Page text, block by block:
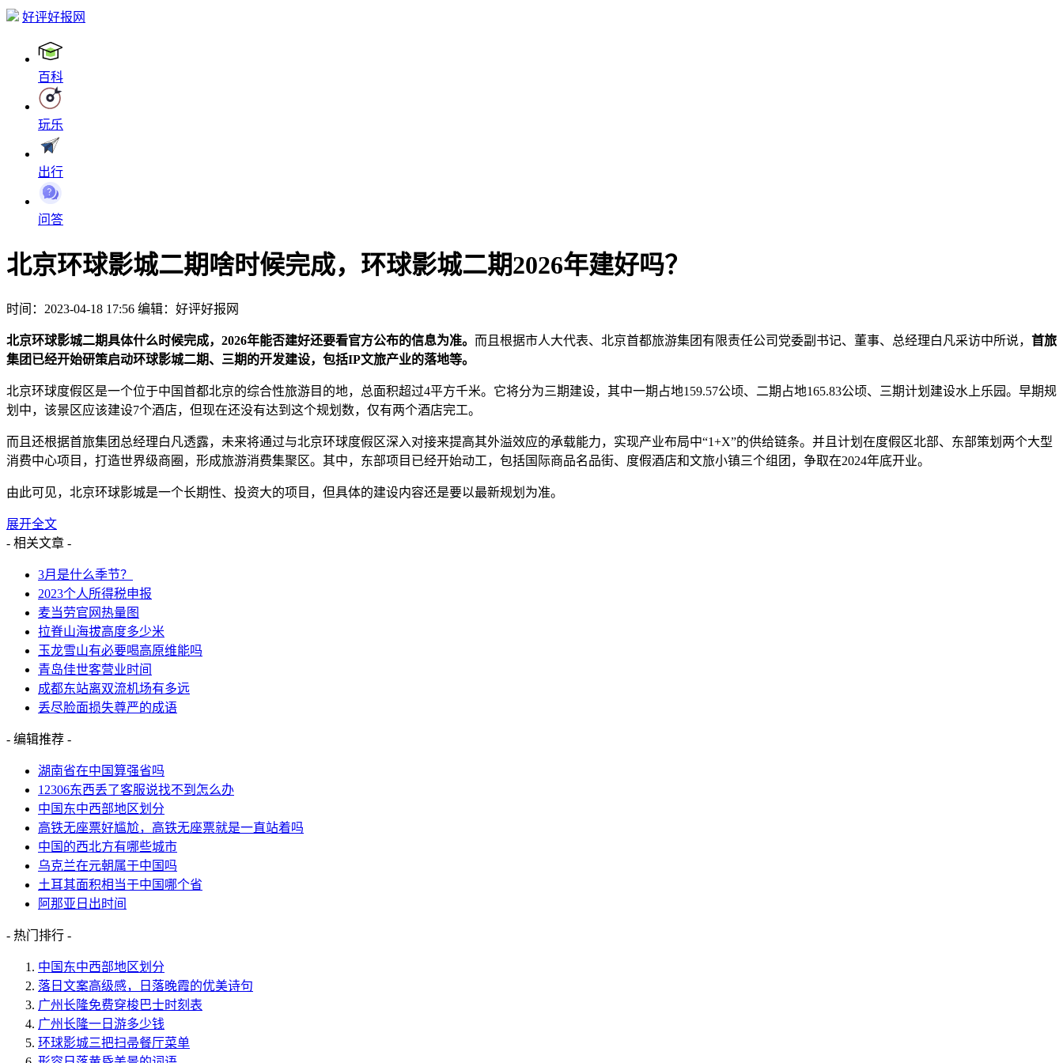
好评好报网
百科
玩乐
出行
问答
北京环球影城二期啥时候完成，环球影城二期2026年建好吗？
时间：2023-04-18 17:56 编辑：好评好报网
北京环球影城二期具体什么时候完成，2026年能否建好还要看官方公布的信息为准。 而且根据市人大代表、北京首都旅游集团有限责任公司党委副书记、董事、总经理白凡采访中所说， 首旅
集团已经开始研策启动环球影城二期、三期的开发建设，包括IP文旅产业的落地等。
北京环球度假区是一个位于中国首都北京的综合性旅游目的地，总面积超过4平方千米。它将分为三期建设，其中一期占地159.57公顷、二期占地165.83公顷、三期计划建设水上乐园。早期规
划中，该景区应该建设7个酒店，但现在还没有达到这个规划数，仅有两个酒店完工。
而且还根据首旅集团总经理白凡透露，未来将通过与北京环球度假区深入对接来提高其外溢效应的承载能力，实现产业布局中“1+X”的供给链条。并且计划在度假区北部、东部策划两个大型
消费中心项目，打造世界级商圈，形成旅游消费集聚区。其中，东部项目已经开始动工，包括国际商品名品街、度假酒店和文旅小镇三个组团，争取在2024年底开业。
由此可见，北京环球影城是一个长期性、投资大的项目，但具体的建设内容还是要以最新规划为准。
展开全文
- 相关文章 -
3月是什么季节？
2023个人所得税申报
麦当劳官网热量图
拉脊山海拔高度多少米
玉龙雪山有必要喝高原维能吗
青岛佳世客营业时间
成都东站离双流机场有多远
丢尽脸面损失尊严的成语
- 编辑推荐 -
湖南省在中国算强省吗
12306东西丢了客服说找不到怎么办
中国东中西部地区划分
高铁无座票好尴尬，高铁无座票就是一直站着吗
中国的西北方有哪些城市
乌克兰在元朝属于中国吗
土耳其面积相当于中国哪个省
阿那亚日出时间
- 热门排行 -
中国东中西部地区划分
落日文案高级感，日落晚霞的优美诗句
广州长隆免费穿梭巴士时刻表
广州长隆一日游多少钱
环球影城三把扫帚餐厅菜单